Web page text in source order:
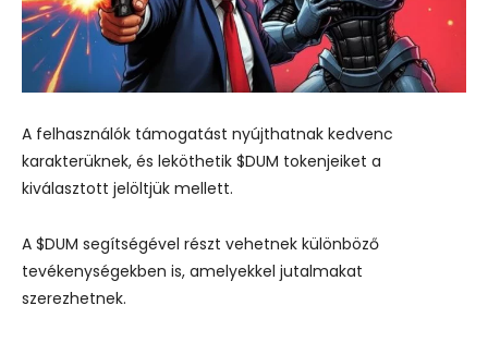
A felhasználók támogatást nyújthatnak kedvenc
karakterüknek, és leköthetik $DUM tokenjeiket a
kiválasztott jelöltjük mellett.
A $DUM segítségével részt vehetnek különböző
tevékenységekben is, amelyekkel jutalmakat
szerezhetnek.